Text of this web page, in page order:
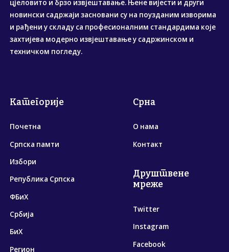
цјеловито и брзо извјештавање. Њене вијести и други
новински садржаји засновани су на поузданим изворима
и рађени у складу са професионалним стандардима које
захтијева модерно извјештавање у садржинском и
техничком погледу.
Категорије
Почетна
Српска памти
Избори
Република Српска
ФБиХ
Србија
БиХ
Регион
Срна
О нама
Контакт
Друштвене
мреже
Twitter
Instagram
Facebook